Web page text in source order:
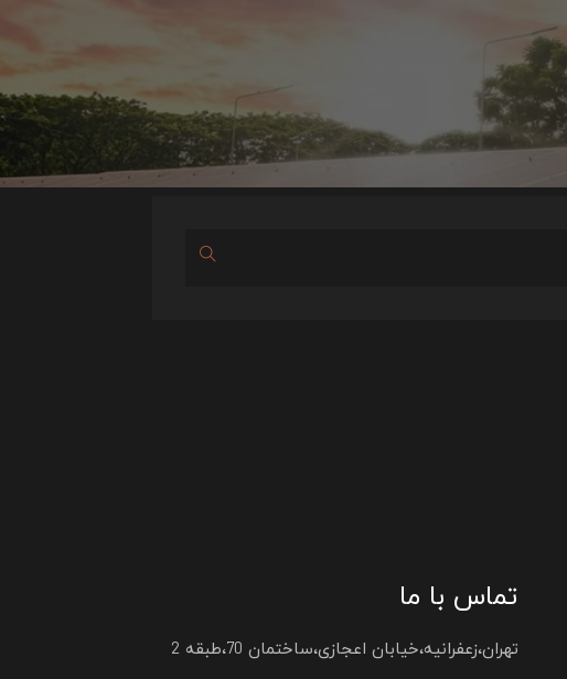
تماس با ما
تهران،زعفرانیه،خیابان اعجازی،ساختمان 70،طبقه 2